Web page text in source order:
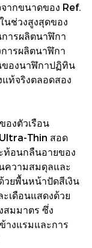
ากขนาดของ Ref.
นช่วงสูงสุดของ
ารผลิตนาฬิกา
ารผลิตนาฬิกา
ของนาฬิกาปฏิทิน
ท้จริงตลอดสอง
องตัวเรือน
Thin สอด
ท้อนกลืนอายของ
ความสมดุลและ
วยพื้นหน้าปัดสีเงิน
เดือนแสดงด้วย
สมมาตร ซึ่ง
งแรมและการ